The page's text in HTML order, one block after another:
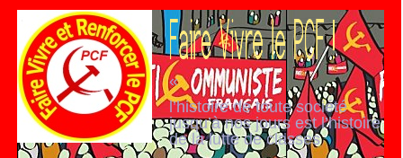
«
l’histoire de toute société
jusqu’à nos jours est l’histoire
de la lutte de classes